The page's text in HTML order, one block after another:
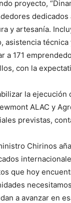
proyecto,
y artesanía.
asistencia
a 171
con la
la
ALAC y
previstas,
Chirinos
que hoy
a avanzar en